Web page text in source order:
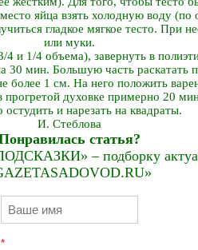
яйца взять холодную воду
гладкое мягкое тесто. При
или муки.
4 и 1/4 объема), завернуть в
30 мин. Большую часть раскатать
более 1 см. На него положить
духовке примерно 20
и нарезать на квадраты.
И. Стеблова
статья?
– подборку
*